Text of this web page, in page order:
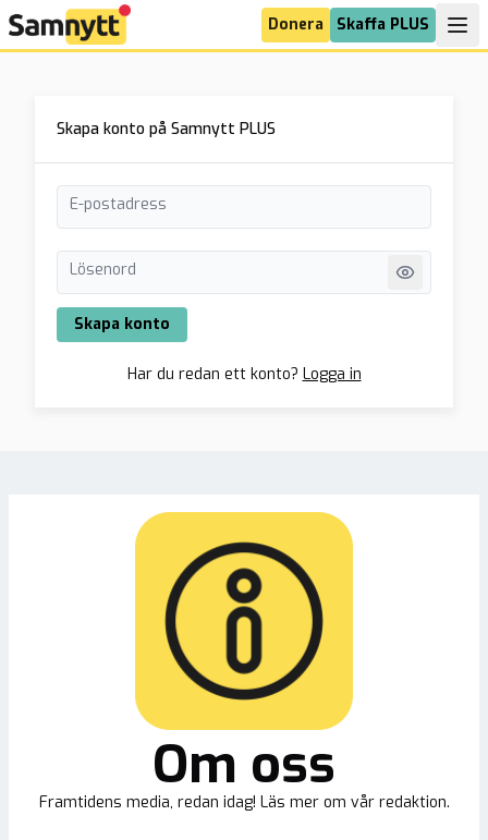
Donera Skaffa PLUS
Skapa konto på Samnytt PLUS
E-postadress
Lösenord
Skapa konto
Har du redan ett konto? Logga in
Om oss
Framtidens media, redan idag! Läs mer om vår redaktion.